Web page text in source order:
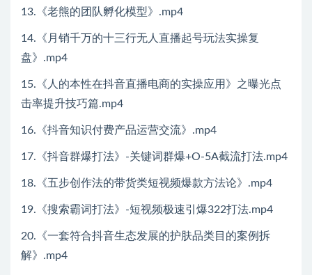
13.《老熊的团队孵化模型》.mp4
14.《月销千万的十三行无人直播起号玩法实操复
盘》.mp4
15.《人的本性在抖音直播电商的实操应用》之曝光点
击率提升技巧篇.mp4
16.《抖音知识付费产品运营交流》.mp4
17.《抖音群爆打法》-关键词群爆+O-5A截流打法.mp4
18.《五步创作法的带货类短视频爆款方法论》.mp4
19.《搜索霸词打法》-短视频极速引爆322打法.mp4
20.《一套符合抖音生态发展的护肤品类目的案例拆
解》.mp4